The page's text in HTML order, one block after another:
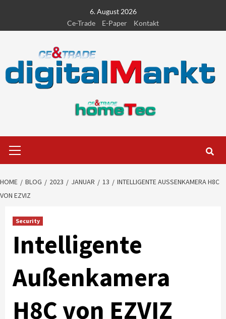
content
6. August 2026
Ce-Trade
E-Paper Kontakt
Menu
HOME BLOG 2023 JANUAR 13
INTELLIGENTE AUSSENKAMERA H8C V
ON EZVIZ
Security
Intelligente
Außenkamera
H8C von EZVIZ